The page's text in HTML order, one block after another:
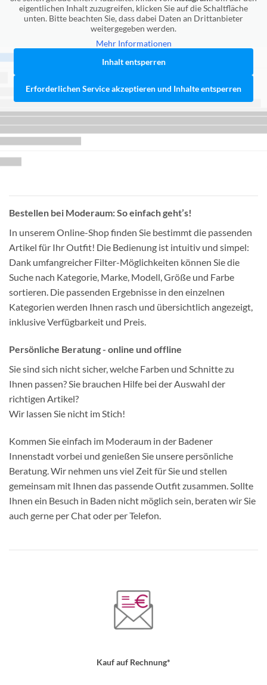
eigentlichen Inhalt zuzugreifen, klicken Sie auf die Schaltfläche
unten. Bitte beachten Sie, dass dabei Daten an Drittanbieter
weitergegeben werden.
Mehr Informationen
Inhalt entsperren
Erforderlichen Service akzeptieren und Inhalte entsperren
Bestellen bei Moderaum: So einfach geht’s!
In unserem Online-Shop finden Sie bestimmt die passenden
Artikel für Ihr Outfit! Die Bedienung ist intuitiv und simpel:
Dank umfangreicher Filter-Möglichkeiten können Sie die
Suche nach Kategorie, Marke, Modell, Größe und Farbe
sortieren. Die passenden Ergebnisse in den einzelnen
Kategorien werden Ihnen rasch und übersichtlich angezeigt,
inklusive Verfügbarkeit und Preis.
Persönliche Beratung - online und offline
Sie sind sich nicht sicher, welche Farben und Schnitte zu
Ihnen passen? Sie brauchen Hilfe bei der Auswahl der
richtigen Artikel?
Wir lassen Sie nicht im Stich!
Kommen Sie einfach im Moderaum in der Badener
Innenstadt vorbei und genießen Sie unsere persönliche
Beratung. Wir nehmen uns viel Zeit für Sie und stellen
gemeinsam mit Ihnen das passende Outfit zusammen. Sollte
Ihnen ein Besuch in Baden nicht möglich sein, beraten wir Sie
auch gerne per Chat oder per Telefon.
Kauf auf Rechnung*